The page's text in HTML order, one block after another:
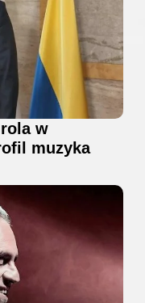
w
muzyka